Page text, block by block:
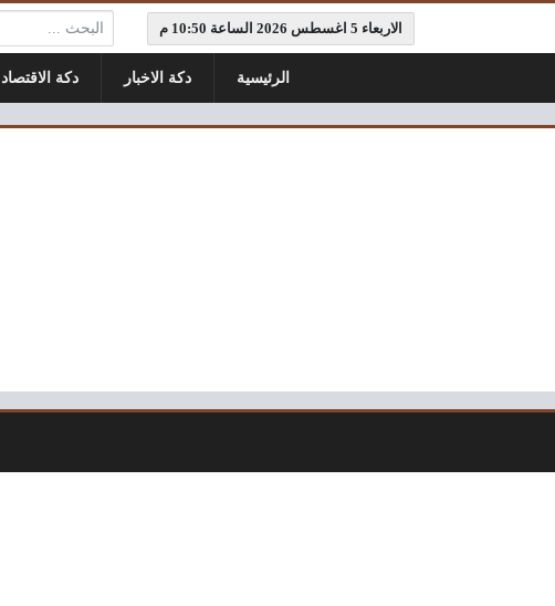
الاربعاء 5 اغسطس 2026 الساعة 10:50 م البحث:
الرئيسية دكة الاخبار دكة الاقتصاد